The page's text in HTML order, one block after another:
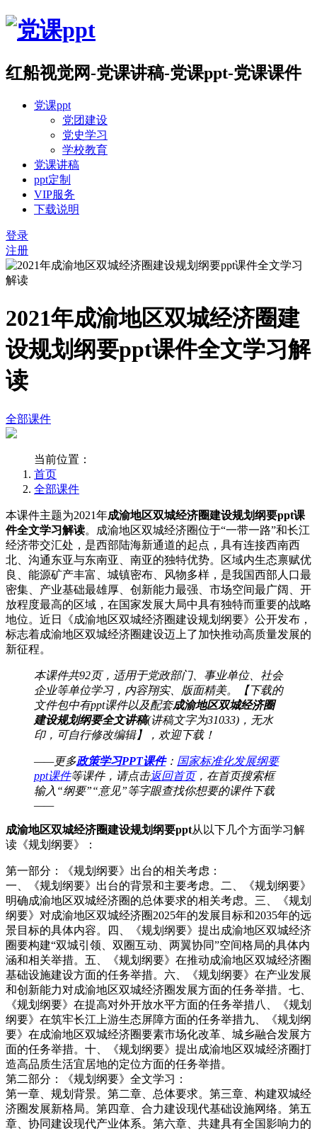
红船视觉网-党课讲稿-党课ppt-党课课件
党课ppt
党团建设
党史学习
学校教育
党课讲稿
ppt定制
VIP服务
下载说明
登录
注册
2021年成渝地区双城经济圈建
设规划纲要ppt课件全文学习解
读
全部课件
当前位置：
首页
全部课件
本课件主题为2021年成渝地区双城经济圈建设规划纲要ppt课
件全文学习解读。成渝地区双城经济圈位于“一带一路”和长江
经济带交汇处，是西部陆海新通道的起点，具有连接西南西
北、沟通东亚与东南亚、南亚的独特优势。区域内生态禀赋优
良、能源矿产丰富、城镇密布、风物多样，是我国西部人口最
密集、产业基础最雄厚、创新能力最强、市场空间最广阔、开
放程度最高的区域，在国家发展大局中具有独特而重要的战略
地位。近日《成渝地区双城经济圈建设规划纲要》公开发布，
标志着成渝地区双城经济圈建设迈上了加快推动高质量发展的
新征程。
本课件共92页，适用于党政部门、事业单位、社会
企业等单位学习，内容翔实、版面精美。【下载的
文件包中有ppt课件以及配套成渝地区双城经济圈
建设规划纲要全文讲稿(讲稿文字为31033)，无水
印，可自行修改编辑】，欢迎下载！
——更多政策学习PPT课件： 国家标准化发展纲要
ppt课件等课件，请点击返回首页，在首页搜索框
输入“纲要”“意见”等字眼查找你想要的课件下载
——
成渝地区双城经济圈建设规划纲要ppt从以下几个方面学习解
读《规划纲要》：
第一部分：《规划纲要》出台的相关考虑：
一、《规划纲要》出台的背景和主要考虑。二、《规划纲要》
明确成渝地区双城经济圈的总体要求的相关考虑。三、《规划
纲要》对成渝地区双城经济圈2025年的发展目标和2035年的远
景目标的具体内容。四、《规划纲要》提出成渝地区双城经济
圈要构建“双城引领、双圈互动、两翼协同”空间格局的具体内
涵和相关举措。五、《规划纲要》在推动成渝地区双城经济圈
基础设施建设方面的任务举措。六、《规划纲要》在产业发展
和创新能力对成渝地区双城经济圈发展方面的任务举措。七、
《规划纲要》在提高对外开放水平方面的任务举措八、《规划
纲要》在筑牢长江上游生态屏障方面的任务举措九、《规划纲
要》在成渝地区双城经济圈要素市场化改革、城乡融合发展方
面的任务举措。十、《规划纲要》提出成渝地区双城经济圈打
造高品质生活宜居地的定位方面的任务举措。
第二部分：《规划纲要》全文学习：
第一章、规划背景。第二章、总体要求。第三章、构建双城经
济圈发展新格局。第四章、合力建设现代基础设施网络。第五
章、协同建设现代产业体系。第六章、共建具有全国影响力的